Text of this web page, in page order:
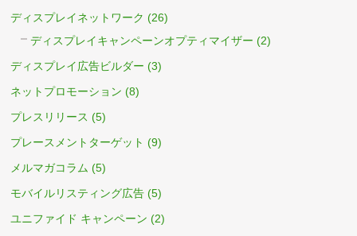
ディスプレイネットワーク (26)
ディスプレイキャンペーンオプティマイザー (2)
ディスプレイ広告ビルダー (3)
ネットプロモーション (8)
プレスリリース (5)
プレースメントターゲット (9)
メルマガコラム (5)
モバイルリスティング広告 (5)
ユニファイド キャンペーン (2)